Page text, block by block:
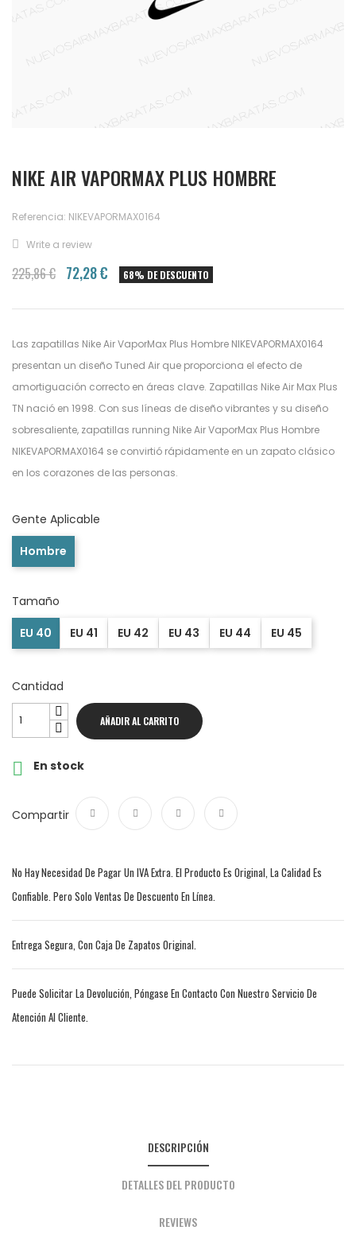
NIKE AIR VAPORMAX PLUS HOMBRE
Referencia: NIKEVAPORMAX0164
Write a review
225,86 € 72,28 € 68% DE DESCUENTO
Las zapatillas Nike Air VaporMax Plus Hombre NIKEVAPORMAX0164
presentan un diseño Tuned Air que proporciona el efecto de
amortiguación correcto en áreas clave. Zapatillas Nike Air Max Plus
TN nació en 1998. Con sus líneas de diseño vibrantes y su diseño
sobresaliente, zapatillas running Nike Air VaporMax Plus Hombre
NIKEVAPORMAX0164 se convirtió rápidamente en un zapato clásico
en los corazones de las personas.
Gente Aplicable
Hombre
Tamaño
EU 40
EU 41 EU 42 EU 43 EU 44 EU 45
Cantidad
AÑADIR AL CARRITO
 En stock
Compartir
No Hay Necesidad De Pagar Un IVA Extra. El Producto Es Original, La Calidad Es
Confiable. Pero Solo Ventas De Descuento En Línea.
Entrega Segura, Con Caja De Zapatos Original.
Puede Solicitar La Devolución, Póngase En Contacto Con Nuestro Servicio De
Atención Al Cliente.
DESCRIPCIÓN
DETALLES DEL PRODUCTO
REVIEWS